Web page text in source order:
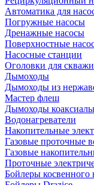
Автоматика для
Погружные насосы
Дренажные насосы
Поверхностные
Насосные станции
Оголовки для
Дымоходы
Дымоходы из
Мастер флеш
Дымоходы
Водонагреватели
Накопительные
Газовые проточные
Газовые
Проточные
Бойлеры косвенного